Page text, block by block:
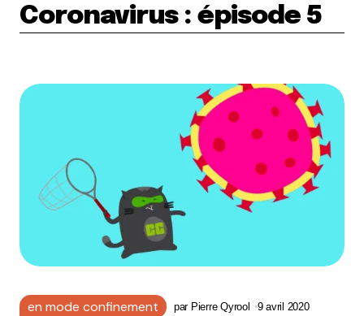
Coronavirus : épisode 5
en mode confinement par Pierre Qyrool 9 avril 2020